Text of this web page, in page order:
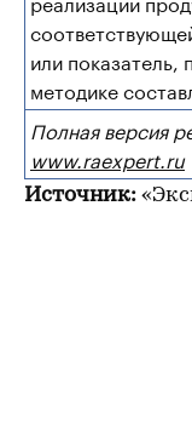
или показатель,
методике
Полная версия
www.raexpert.ru
Источник: